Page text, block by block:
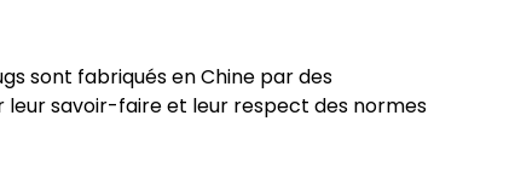
sont fabriqués en Chine par des
savoir-faire et leur respect des normes